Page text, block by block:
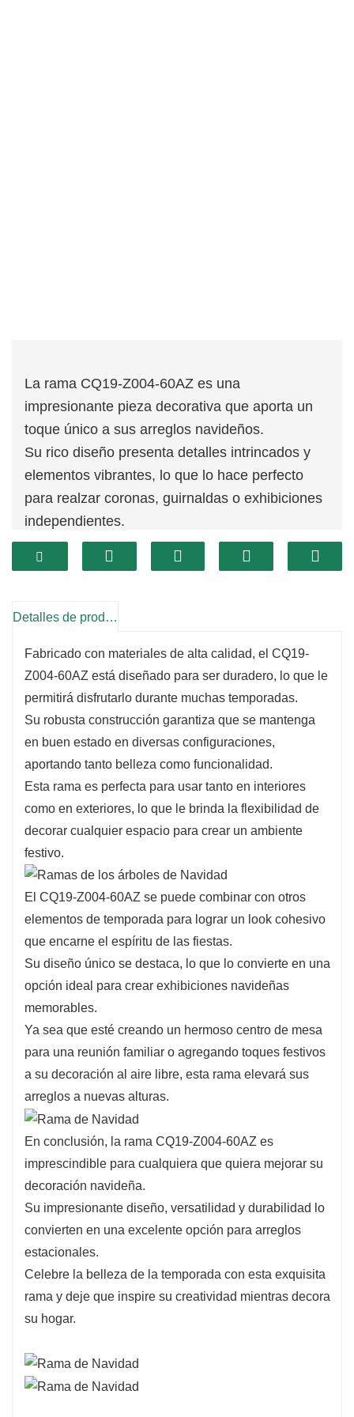
La rama CQ19-Z004-60AZ es una
impresionante pieza decorativa que aporta un
toque único a sus arreglos navideños.
Su rico diseño presenta detalles intrincados y
elementos vibrantes, lo que lo hace perfecto
para realzar coronas, guirnaldas o exhibiciones
independientes.
Esta rama captura la belleza de la temporada y
le permite crear un ambiente cálido y acogedor
Una de las características destacadas del
Esta rama puede integrarse perfectamente en
varios estilos de decoración, ya sea que busque
un aspecto tradicional, rústico o
contemporáneo.
Úselo como pieza destacada en un arreglo
grande o como detalle decorativo en
exhibiciones más pequeñas. Su adaptabilidad
garantiza que complemente cualquier estilo
decorativo, convirtiéndolo en una adición
esencial a su colección navideña.
Detalles de producto
Fabricado con materiales de alta calidad, el CQ19-
Z004-60AZ está diseñado para ser duradero, lo que le
permitirá disfrutarlo durante muchas temporadas.
Su robusta construcción garantiza que se mantenga
en buen estado en diversas configuraciones,
aportando tanto belleza como funcionalidad.
Esta rama es perfecta para usar tanto en interiores
como en exteriores, lo que le brinda la flexibilidad de
decorar cualquier espacio para crear un ambiente
festivo.
El CQ19-Z004-60AZ se puede combinar con otros
elementos de temporada para lograr un look cohesivo
que encarne el espíritu de las fiestas.
Su diseño único se destaca, lo que lo convierte en una
opción ideal para crear exhibiciones navideñas
memorables.
Ya sea que esté creando un hermoso centro de mesa
para una reunión familiar o agregando toques festivos
a su decoración al aire libre, esta rama elevará sus
arreglos a nuevas alturas.
En conclusión, la rama CQ19-Z004-60AZ es
imprescindible para cualquiera que quiera mejorar su
decoración navideña.
Su impresionante diseño, versatilidad y durabilidad lo
convierten en una excelente opción para arreglos
estacionales.
Celebre la belleza de la temporada con esta exquisita
rama y deje que inspire su creatividad mientras decora
su hogar.